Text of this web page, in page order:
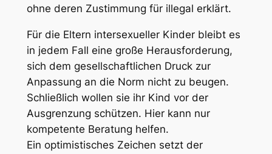
ohne deren Zustimmung für illegal erklärt.
Für die Eltern intersexueller Kinder bleibt es
in jedem Fall eine große Herausforderung,
sich dem gesellschaftlichen Druck zur
Anpassung an die Norm nicht zu beugen.
Schließlich wollen sie ihr Kind vor der
Ausgrenzung schützen. Hier kann nur
kompetente Beratung helfen.
Ein optimistisches Zeichen setzt der